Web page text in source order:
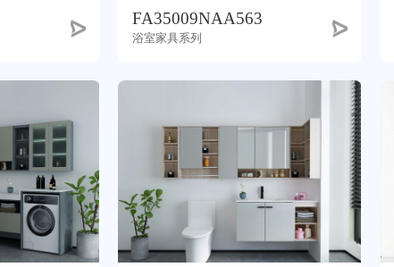
FA35009NAA563
浴室家具系列